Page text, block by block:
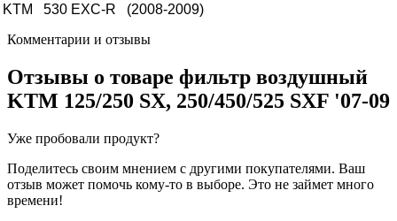
KTM
530 EXC-R
(2008-2009)
Комментарии и отзывы
Отзывы о товаре фильтр воздушный
KTM 125/250 SX, 250/450/525 SXF '07-09
Уже пробовали продукт?
Поделитесь своим мнением с другими покупателями. Ваш
отзыв может помочь кому-то в выборе. Это не займет много
времени!